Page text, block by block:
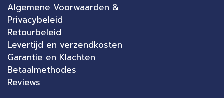
Algemene Voorwaarden &
Privacybeleid
Retourbeleid
Levertijd en verzendkosten
Garantie en Klachten
Betaalmethodes
Reviews